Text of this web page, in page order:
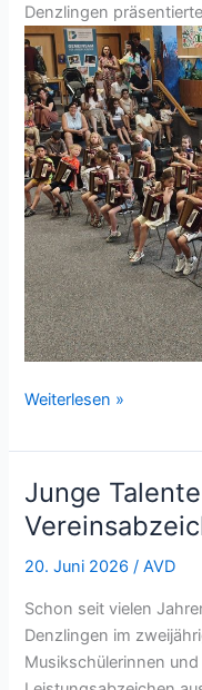
Denzlingen
Junge
auf
großer
Bühne:
Akkordeon-
Verein
begeistert
beim
Schulfest
Weiterlesen »
Junge
20. Juni 2026/AVD
Schon seit vielen
Denzlingen im
Musikschülerinnen